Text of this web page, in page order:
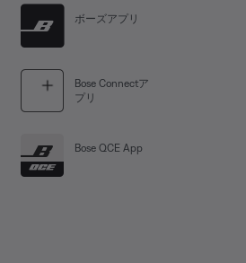
ボーズアプリ
Bose Connectア
プリ
Bose QCE App